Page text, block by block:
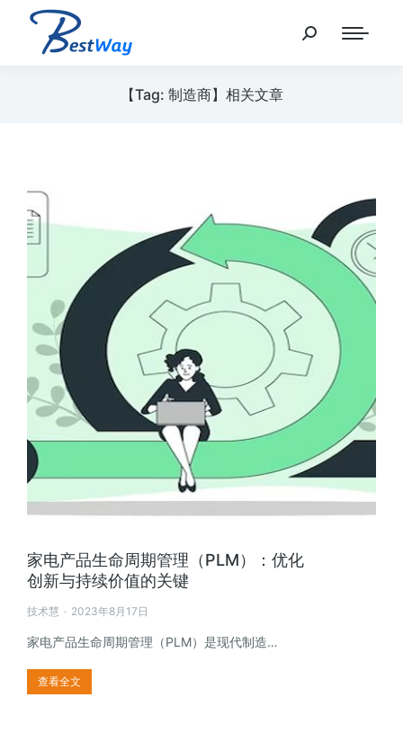
【Tag: 制造商】相关文章
家电产品生命周期管理（PLM）：优化
创新与持续价值的关键
技术慧 2023年8月17日
家电产品生命周期管理（PLM）是现代制造…
查看全文